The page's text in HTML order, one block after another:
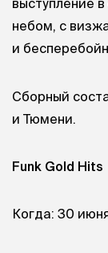
выступление
небом, с
и
Сборный
и Тюмени.
Funk Gold Hits
Когда: 30